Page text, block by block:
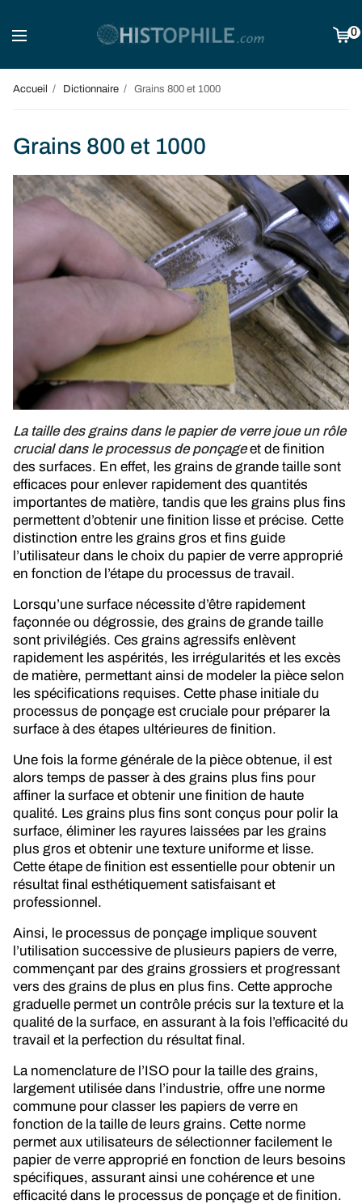
0
Accueil Dictionnaire Grains 800 et 1000
Grains 800 et 1000
La taille des grains dans le papier de verre joue un rôle
crucial dans le processus de ponçageet de finition
des surfaces. En effet, les grains de grande taille sont
efficaces pour enlever rapidement des quantités
importantes de matière, tandis que les grains plus fins
permettent d’obtenir une finition lisse et précise. Cette
distinction entre les grains gros et fins guide
l’utilisateur dans le choix du papier de verre approprié
en fonction de l’étape du processus de travail.
Lorsqu’une surface nécessite d’être rapidement
façonnée ou dégrossie, des grains de grande taille
sont privilégiés. Ces grains agressifs enlèvent
rapidement les aspérités, les irrégularités et les excès
de matière, permettant ainsi de modeler la pièce selon
les spécifications requises. Cette phase initiale du
processus de ponçage est cruciale pour préparer la
surface à des étapes ultérieures de finition.
Une fois la forme générale de la pièce obtenue, il est
alors temps de passer à des grains plus fins pour
affiner la surface et obtenir une finition de haute
qualité. Les grains plus fins sont conçus pour polir la
surface, éliminer les rayures laissées par les grains
plus gros et obtenir une texture uniforme et lisse.
Cette étape de finition est essentielle pour obtenir un
résultat final esthétiquement satisfaisant et
professionnel.
Ainsi, le processus de ponçage implique souvent
l’utilisation successive de plusieurs papiers de verre,
commençant par des grains grossiers et progressant
vers des grains de plus en plus fins. Cette approche
graduelle permet un contrôle précis sur la texture et la
qualité de la surface, en assurant à la fois l’efficacité du
travail et la perfection du résultat final.
La nomenclature de l’ISO pour la taille des grains,
largement utilisée dans l’industrie, offre une norme
commune pour classer les papiers de verre en
fonction de la taille de leurs grains. Cette norme
permet aux utilisateurs de sélectionner facilement le
papier de verre approprié en fonction de leurs besoins
spécifiques, assurant ainsi une cohérence et une
efficacité dans le processus de ponçage et de finition.